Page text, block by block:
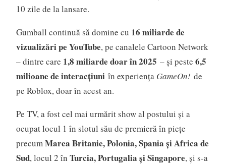
10 zile de la lansare.
Gumball continuă să domine cu 16 miliarde de
vizualizări pe YouTube, pe canalele Cartoon Network
– dintre care 1,8 miliarde doar în 2025 – și peste 6,5
milioane de interacțiuniîn experiența GameOn! de
pe Roblox, doar în acest an.
Pe TV, a fost cel mai urmărit show al postului și a
ocupat locul 1 în slotul său de premieră în piețe
precumMarea Britanie, Polonia, Spania și Africa de
Sud, locul 2 în Turcia, Portugalia și Singapore, și s-a